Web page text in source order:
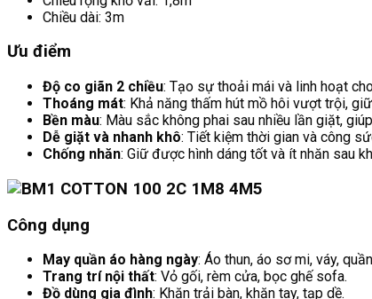
Chiều dài: 3m
Ưu điểm
Độ co giãn 2 chiều: Tạo sự thoải mái và linh hoạt
Thoáng mát: Khả năng thấm hút mồ hôi vượt trội,
Bền màu: Màu sắc không phai sau nhiều lần giặt,
Dễ giặt và nhanh khô: Tiết kiệm thời gian và công
Chống nhăn: Giữ được hình dáng tốt và ít nhăn sau
Công dụng
May quần áo hàng ngày: Áo thun, áo sơ mi, váy,
Trang trí nội thất: Vỏ gối, rèm cửa, bọc ghế sofa.
Đồ dùng gia đình: Khăn trải bàn, khăn tay, tạp dề.